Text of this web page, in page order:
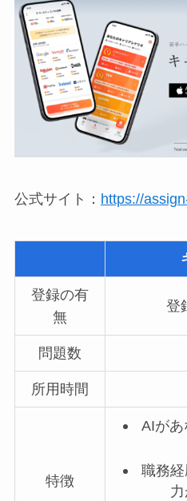
公式サイト： https://
登録の有
無
登
問題数
所用時間
特徴
AIが
職務